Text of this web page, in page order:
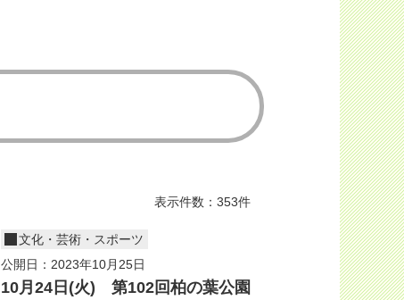
表示件数：353件
文化・芸術・スポーツ
公開日：2023年10月25日
10月24日(火) 第102回柏の葉公園